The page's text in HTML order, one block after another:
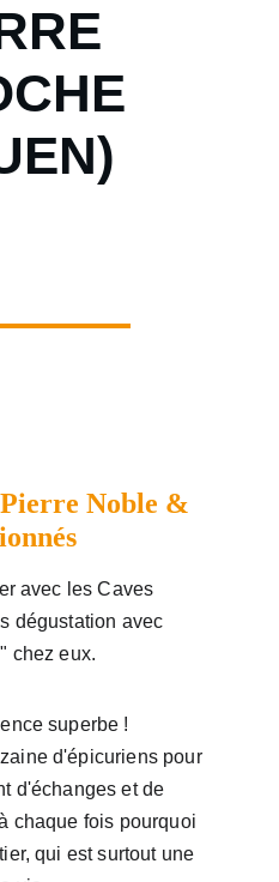
Pierre Noble &
avec les Caves
dégustation avec
chez eux.
superbe !
d'épicuriens pour
d'échanges et de
chaque fois pourquoi
qui est surtout une